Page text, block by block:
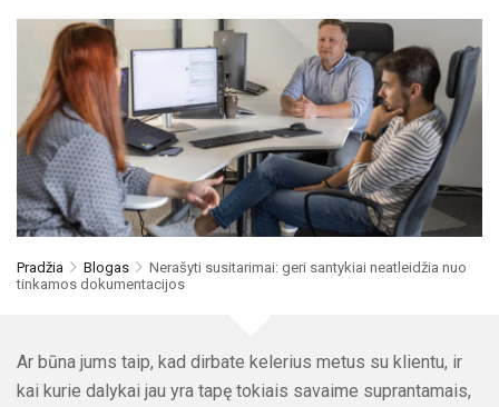
Pradžia Blogas
Nerašyti susitarimai: geri santykiai neatleidžia nuo
tinkamos dokumentacijos
Ar būna jums taip, kad dirbate kelerius metus su klientu, ir
kai kurie dalykai jau yra tapę tokiais savaime suprantamais,